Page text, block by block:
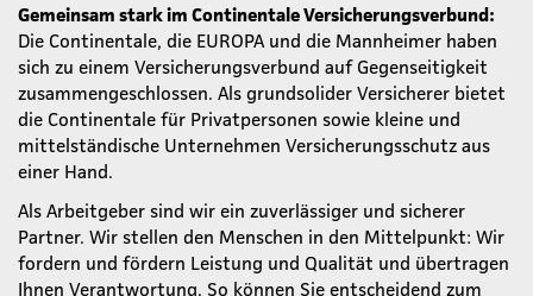
Gemeinsam stark im Continentale Versicherungsverbund:
Die Continentale, die EUROPA und die Mannheimer haben
sich zu einem Versicherungsverbund auf Gegenseitigkeit
zusammengeschlossen. Als grundsolider Versicherer bietet
die Continentale für Privatpersonen sowie kleine und
mittelständische Unternehmen Versicherungsschutz aus
einer Hand.
Als Arbeitgeber sind wir ein zuverlässiger und sicherer
Partner. Wir stellen den Menschen in den Mittelpunkt: Wir
fordern und fördern Leistung und Qualität und übertragen
Ihnen Verantwortung. So können Sie entscheidend zum